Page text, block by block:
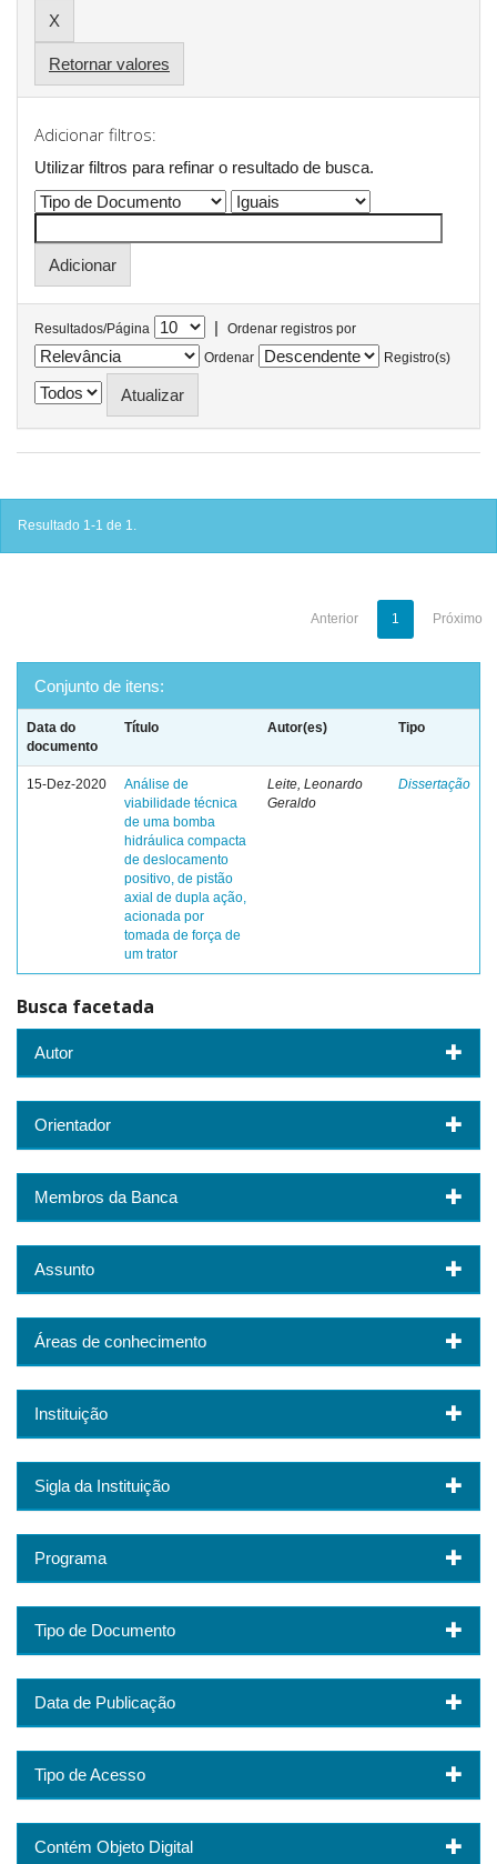
Retornar valores
Adicionar filtros:
Utilizar filtros para refinar o resultado de busca.
Resultados/Página |
Ordenar registros por
Ordenar
Registro(s)
Resultado 1-1 de 1.
Anterior 1 Próximo
Conjunto de itens:
Data do
documento
Título Autor(es) Tipo
15-Dez-2020
Análise de
viabilidade técnica
de uma bomba
hidráulica compacta
de deslocamento
positivo, de pistão
axial de dupla ação,
acionada por
tomada de força de
um trator
Leite, Leonardo
Geraldo
Dissertação
Busca facetada
Autor
Orientador
Membros da Banca
Assunto
Áreas de conhecimento
Instituição
Sigla da Instituição
Programa
Tipo de Documento
Data de Publicação
Tipo de Acesso
Contém Objeto Digital